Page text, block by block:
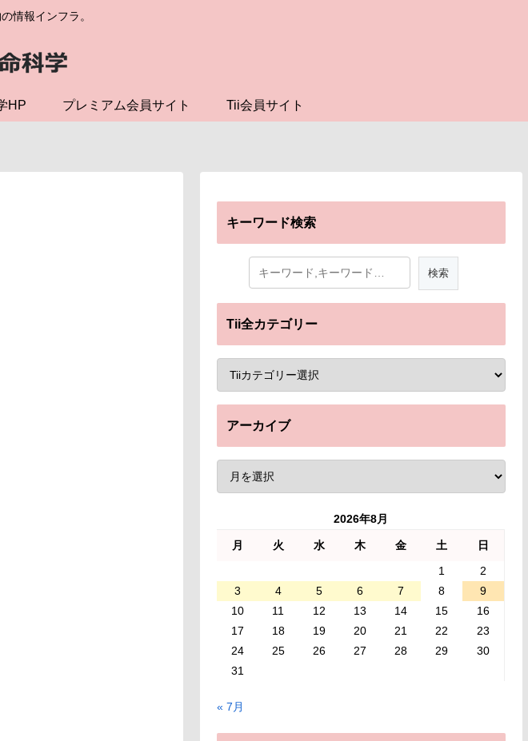
情報インフラ。
HP プレミアム会員サイト Tii会員サイト
キーワード検索
Tii全カテゴリー
アーカイブ
2026年8月
月 火 水 木 金 土
日
1
2
3
4 5 6 7 8
9
10
11 12 13 14 15
16
17
18 19 20 21 22
23
24
25 26 27 28 29
30
31
« 7月